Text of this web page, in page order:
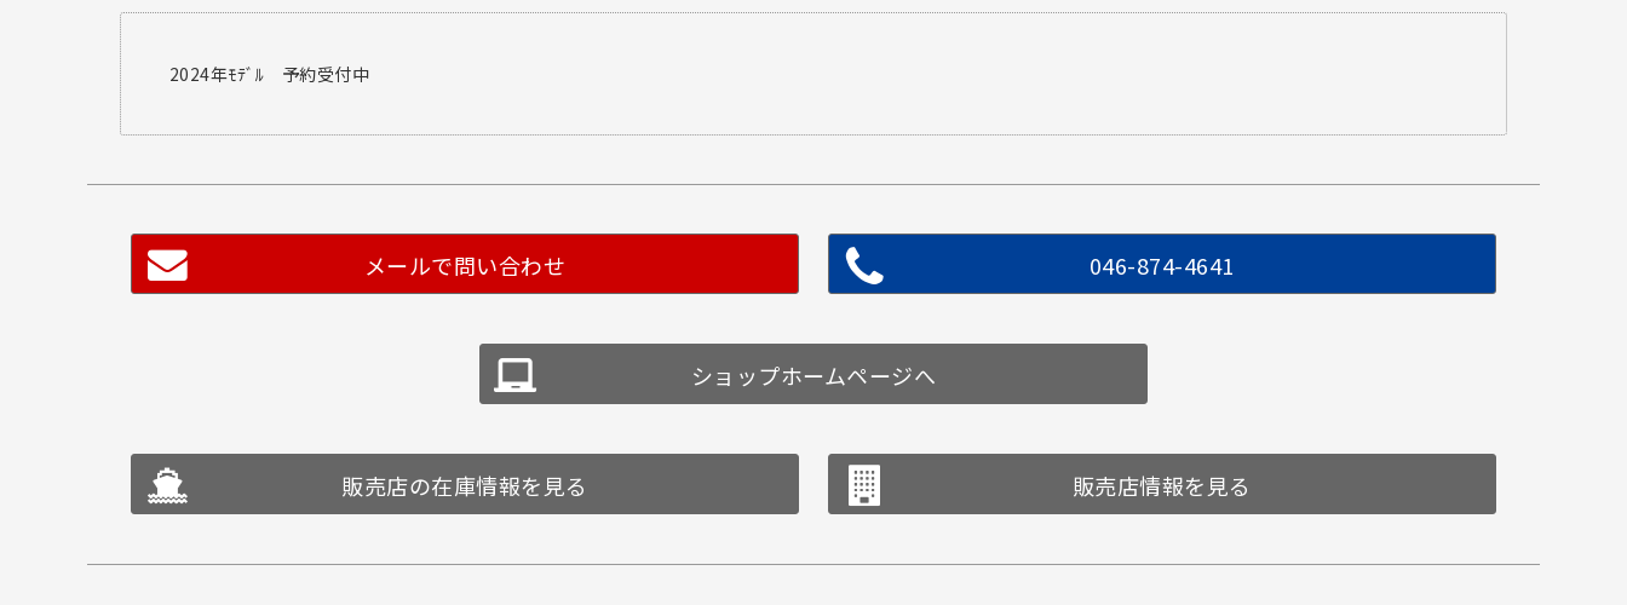
2024年ﾓﾃﾞﾙ 予約受付中
メールで問い合わせ 046-874-4641
ショップホームページへ
販売店の在庫情報を見る 販売店情報を見る